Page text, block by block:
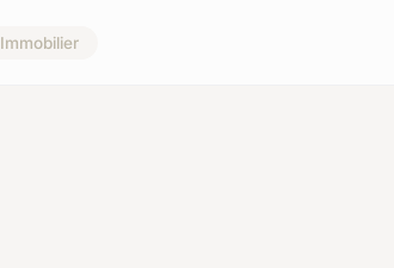
Immobilier